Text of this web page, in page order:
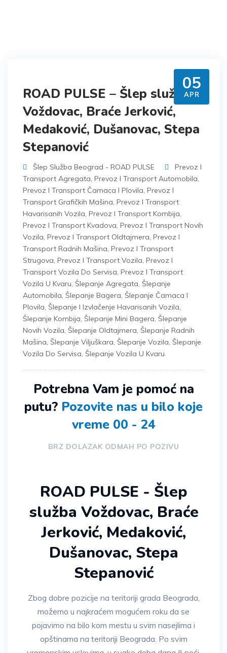
05
APR
ROAD PULSE – Šlep služba
Voždovac, Braće Jerković,
Medaković, Dušanovac, Stepa
Stepanović
Šlep Služba Beograd - ROAD PULSE
Prevoz I
Transport Agregata, Prevoz I Transport Automobila,
Prevoz I Transport Čamaca I Plovila, Prevoz I
Transport Grafičkih Mašina, Prevoz I Transport
Havarisanih Vozila, Prevoz I Transport Kombija,
Prevoz I Transport Kvadova, Prevoz I Transport Novih
Vozila, Prevoz I Transport Oldtajmera, Prevoz I
Transport Radnih Mašina, Prevoz I Transport
Strugova, Prevoz I Transport Vozila, Prevoz I
Transport Vozila Do Servisa, Prevoz I Transport
Vozila U Kvaru, Šlepanje Agregata, Šlepanje
Automobila, Šlepanje Bagera, Šlepanje Čamaca I
Plovila, Šlepanje I Izvlačenje Havarisanih Vozila,
Šlepanje Kombija, Šlepanje Mini Bagera, Šlepanje
Novih Vozila, Šlepanje Oldtajmera, Šlepanje Radnih
Mašina, Šlepanje Viljuškara, Šlepanje Vozila, Šlepanje
Vozila Do Servisa, Šlepanje Vozila U Kvaru
Potrebna Vam je pomoć na
putu? Pozovite nas u bilo koje
vreme 00 - 24
BRZ DOLAZAK ODMAH PO POZIVU
ROAD PULSE - Šlep
služba Voždovac, Braće
Jerković, Medaković,
Dušanovac, Stepa
Stepanović
Zbog dobre pozicije na teritoriji grada Beograda,
možemo u najkraćem mogućem roku da se
pojavimo na bilo kom mestu u svim nasejlima i
opštinama na teritoriji Beograda. Po svim